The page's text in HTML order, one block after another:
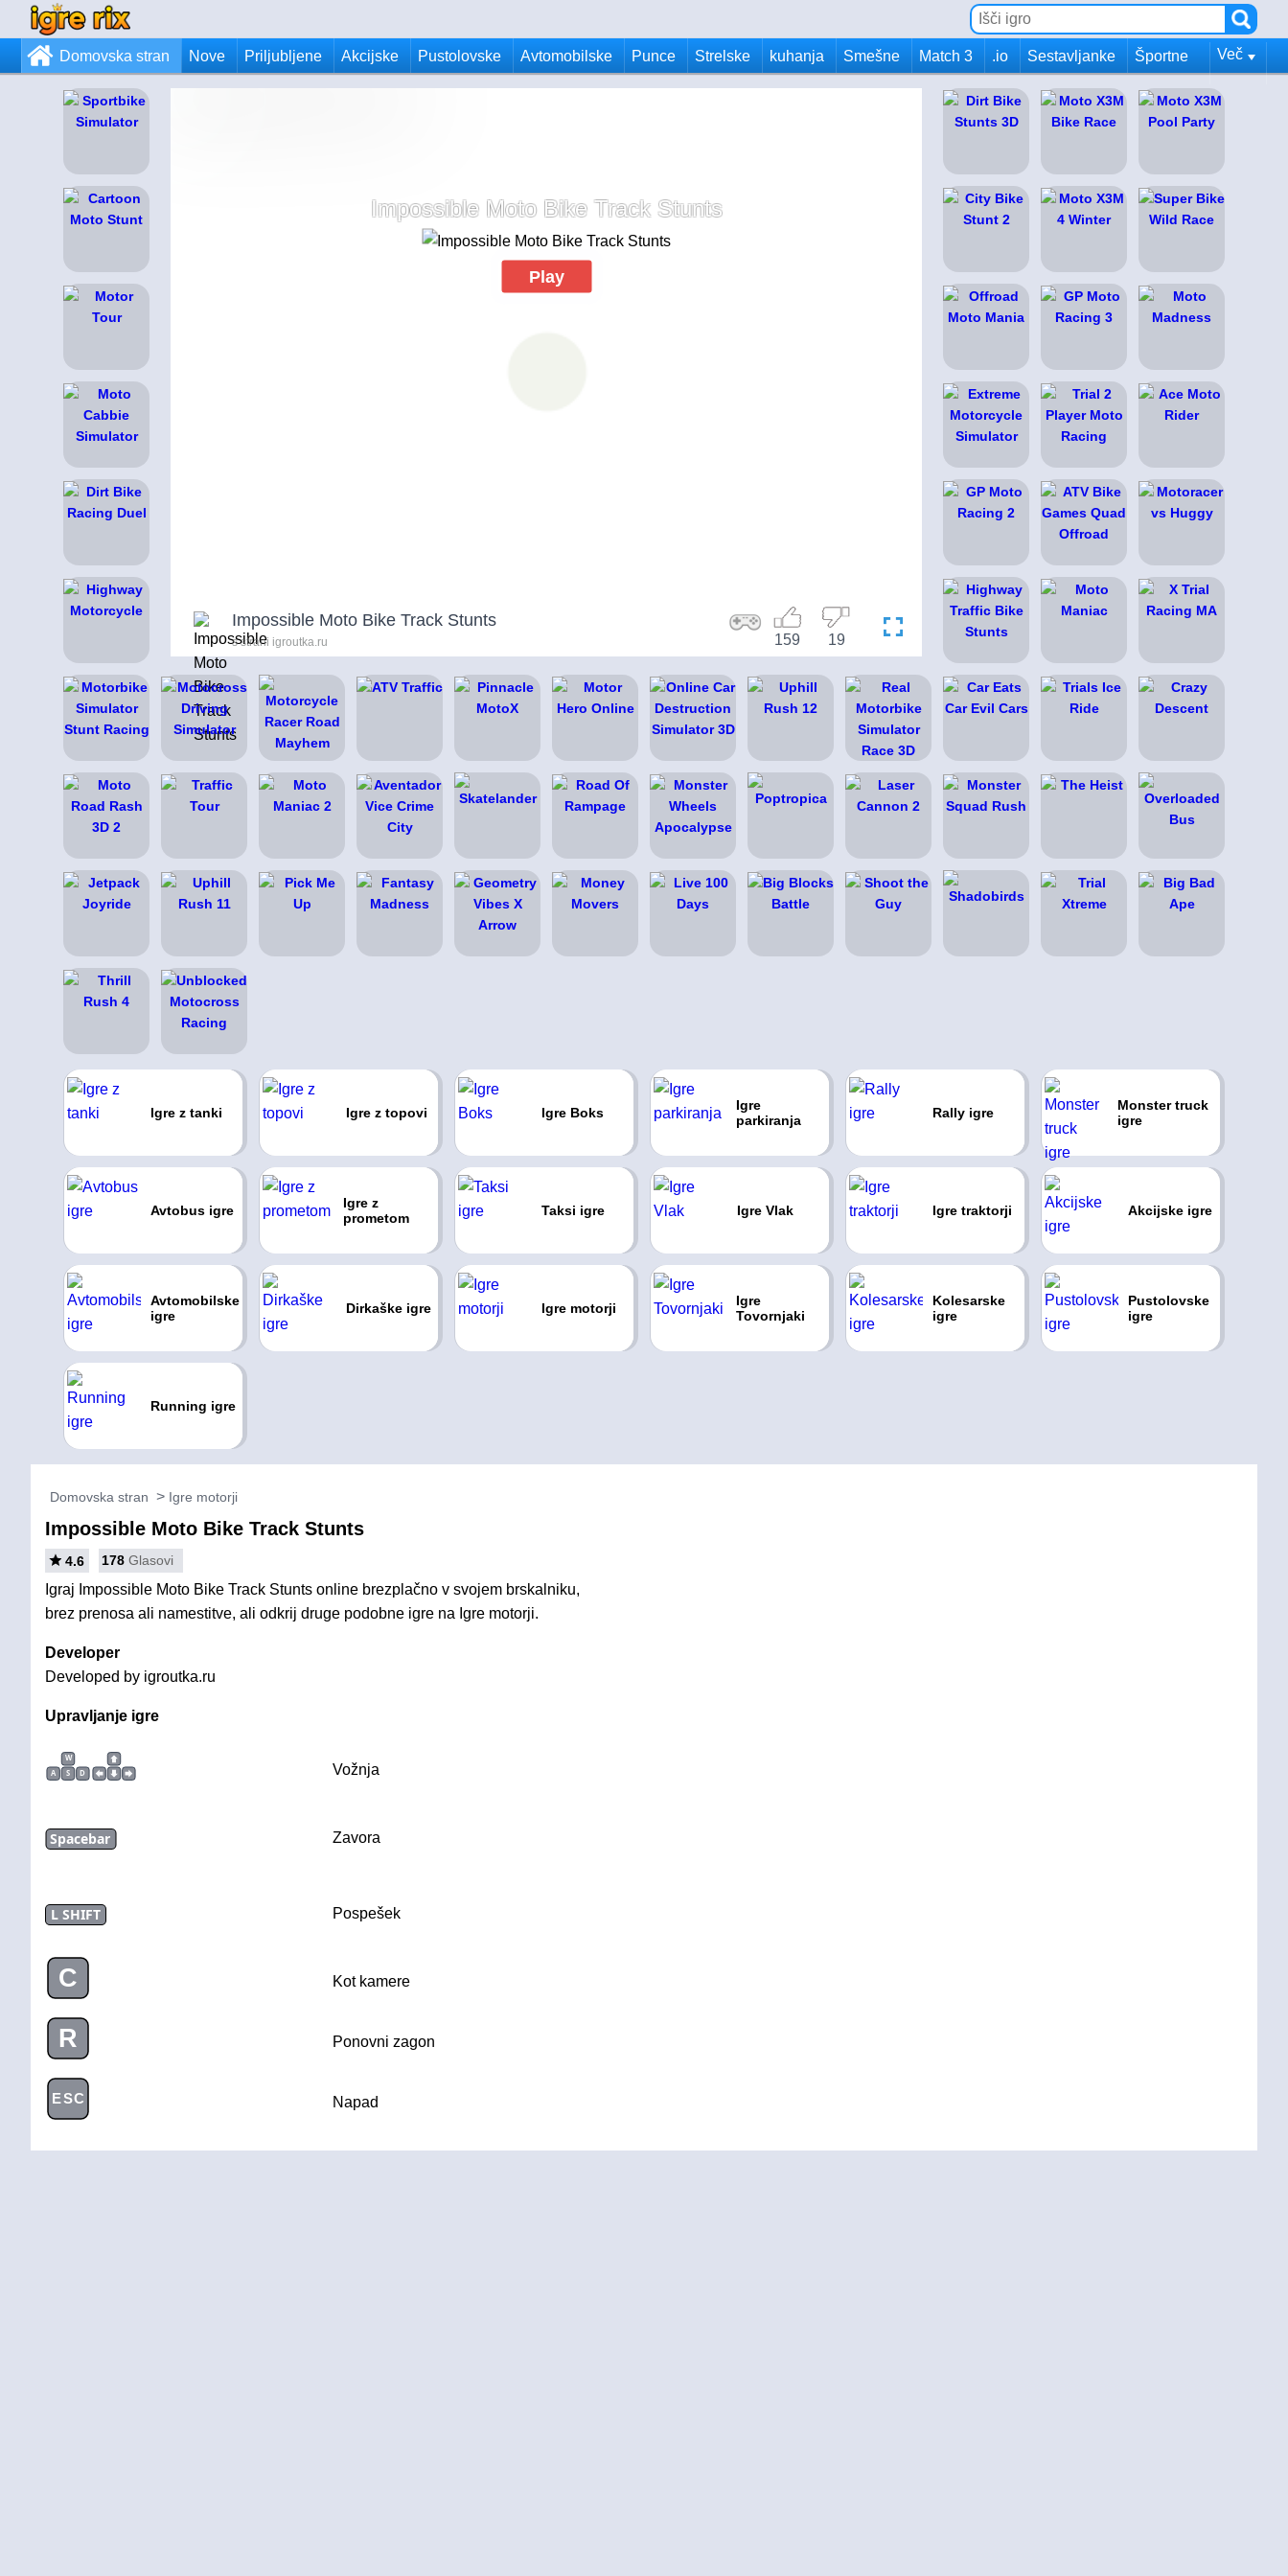
Domovska stran Nove Priljubljene Akcijske Pustolovske Avtomobilske Punce Strelske kuhanja Smešne Match 3 .io Sestavljanke Športne Več
Impossible Moto Bike Track Stunts
Play
Impossible Moto Bike Track Stunts
s strani igroutka.ru 19
159
Igre z tanki Igre z topovi Igre Boks
Igre
parkiranja
Rally igre
Monster truck
igre
Avtobus igre
Igre z
prometom
Taksi igre Igre Vlak Igre traktorji Akcijske igre
Avtomobilske
igre
Dirkaške igre Igre motorji
Igre
Tovornjaki
Kolesarske
igre
Pustolovske
igre
Running igre
Domovska stran Igre motorji
Impossible Moto Bike Track Stunts
4.6 178 Glasovi
Igraj Impossible Moto Bike Track Stunts online brezplačno v svojem brskalniku,
brez prenosa ali namestitve, ali odkrij druge podobne igre na Igre motorji.
Developer
Developed by igroutka.ru
Upravljanje igre
W
A
S D Vožnja
Spacebar Zavora
L SHIFT Pospešek
C Kot kamere
R Ponovni zagon
ESC Napad